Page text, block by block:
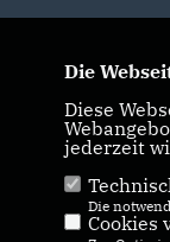
Die
Diese
jederzeit
Die
Cookies